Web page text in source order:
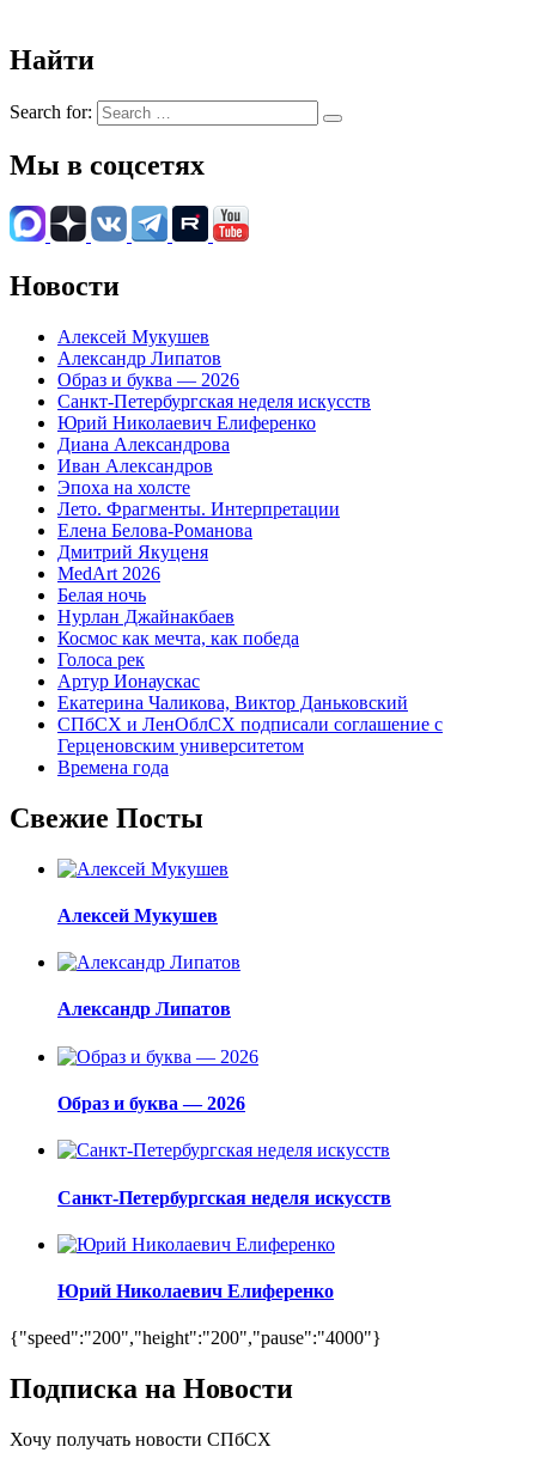
Найти
Search for:
Мы в соцсетях
Новости
Алексей Мукушев
Александр Липатов
Образ и буква — 2026
Санкт-Петербургская неделя искусств
Юрий Николаевич Елиференко
Диана Александрова
Иван Александров
Эпоха на холсте
Лето. Фрагменты. Интерпретации
Елена Белова-Романова
Дмитрий Якуценя
MedArt 2026
Белая ночь
Нурлан Джайнакбаев
Космос как мечта, как победа
Голоса рек
Артур Ионаускас
Екатерина Чаликова, Виктор Даньковский
СПбСХ и ЛенОблСХ подписали соглашение с
Герценовским университетом
Времена года
Свежие Посты
Алексей Мукушев
Александр Липатов
Образ и буква — 2026
Санкт-Петербургская неделя искусств
Юрий Николаевич Елиференко
{"speed":"200","height":"200","pause":"4000"}
Подписка на Новости
Хочу получать новости СПбСХ